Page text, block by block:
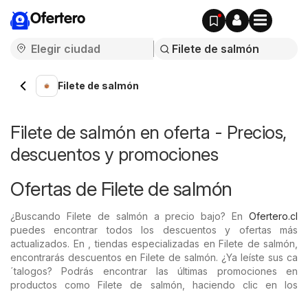
Ofertero
Filete de salmón
Filete de salmón en oferta - Precios,
descuentos y promociones
Ofertas de Filete de salmón
¿Buscando Filete de salmón a precio bajo? En Ofertero.cl
puedes encontrar todos los descuentos y ofertas más
actualizados. En , tiendas especializadas en Filete de salmón,
encontrarás descuentos en Filete de salmón. ¿Ya leíste sus ca
´talogos? Podrás encontrar las últimas promociones en
productos como Filete de salmón, haciendo clic en los